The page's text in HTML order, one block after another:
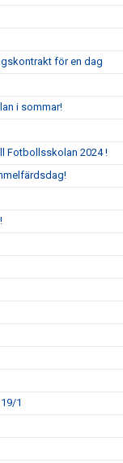
för en dag
i sommar!
Fotbollsskolan 2024 !
1